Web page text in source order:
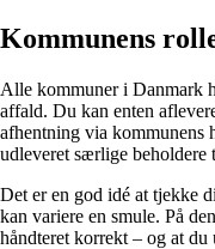
Kommunens
Alle kommuner i Danmark
affald. Du kan enten
afhentning via kommunens
udleveret særlige
Det er en god idé at tjekke
kan variere en smule. På
håndteret korrekt – og at